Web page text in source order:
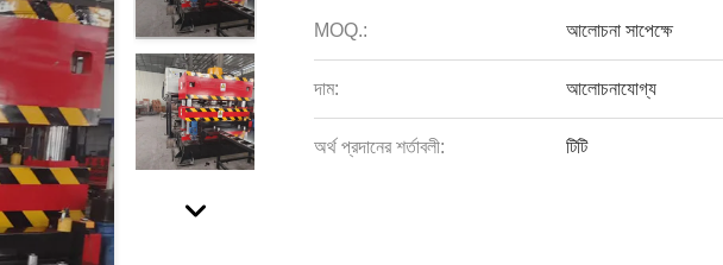
MOQ.: আলোচনা সাপেক্ষে
দাম: আলোচনাযোগ্য
অর্থ প্রদানের শর্তাবলী: টিটি